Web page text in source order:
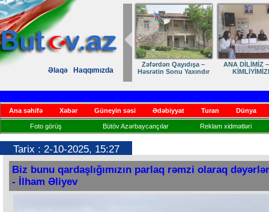
Əlaqə Haqqımızda
Zəfərdən Qayıdışa –
Həsrətin Sonu Yaxındır
ANA DİLİMİZ
Ana səhifə Xəbər Güneyin səsi Ədəbiyyat Turan Dünya
Foto görüş Bütöv Azərbaycançılar Reklam xidmətləri
Tarix : 2-10-2025, 15:27
Biz bunu qardaşlığımızın parlaq rəmzi olaraq
- İlham Əliyev